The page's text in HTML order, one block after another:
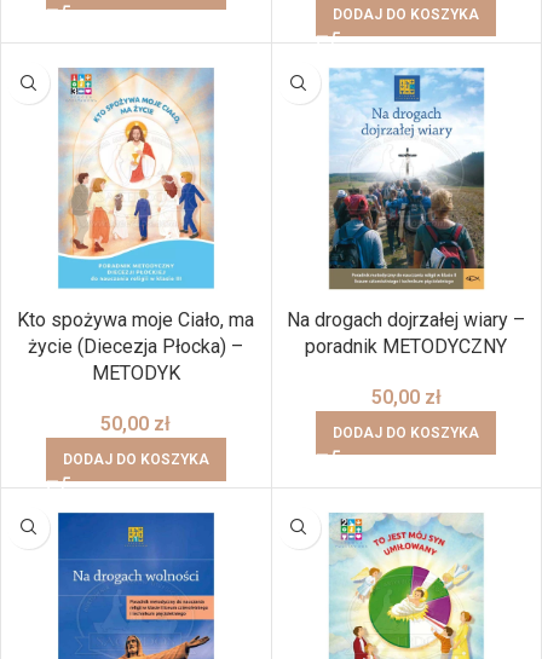
DODAJ DO KOSZYKA
Kto spożywa moje Ciało, ma
życie (Diecezja Płocka) –
METODYK
50,00 zł
DODAJ DO KOSZYKA
Na drogach dojrzałej wiary –
poradnik METODYCZNY
50,00 zł
DODAJ DO KOSZYKA